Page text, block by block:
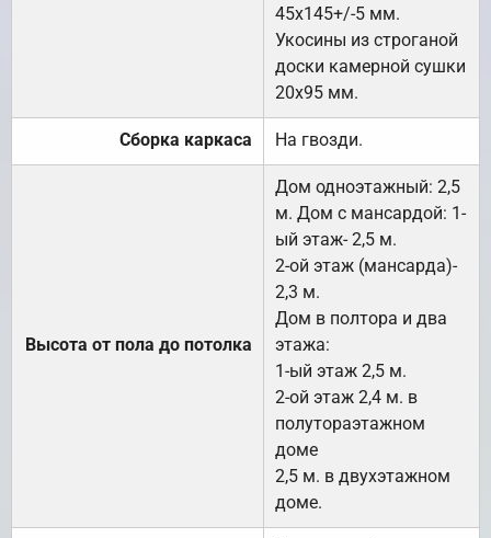
45х145+/-5 мм.
Укосины из строганой
доски камерной сушки
20х95 мм.
Сборка каркаса На гвозди.
Высота от пола до потолка
Дом одноэтажный: 2,5
м. Дом с мансардой: 1-
ый этаж- 2,5 м.
2-ой этаж (мансарда)-
2,3 м.
Дом в полтора и два
этажа:
1-ый этаж 2,5 м.
2-ой этаж 2,4 м. в
полутораэтажном
доме
2,5 м. в двухэтажном
доме.